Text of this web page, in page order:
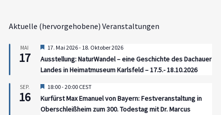
Aktuelle (hervorgehobene) Veranstaltungen
MAI
17
Hervorgehoben
17. Mai 2026- 18. Oktober 2026
Ausstellung: NaturWandel – eine Geschichte des Dachauer
Landes in Heimatmuseum Karlsfeld – 17.5.- 18.10.2026
SEP.
16
Hervorgehoben
18:00-20:00 CEST
Kurfürst Max Emanuel von Bayern: Festveranstaltung in
Oberschleißheim zum 300. Todestag mit Dr. Marcus